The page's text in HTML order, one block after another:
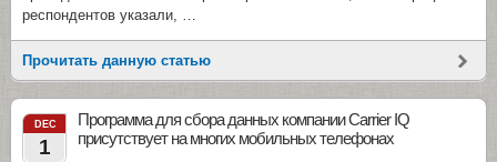
респондентов указали, …
Прочитать данную статью
DEC
1
Программа для сбора данных компании Carrier IQ
присутствует на многих мобильных телефонах